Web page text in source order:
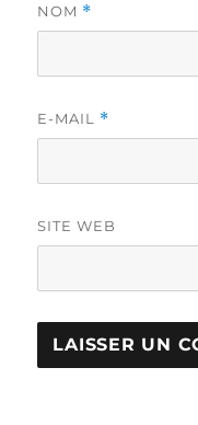
NOM *
E-MAIL *
SITE WEB